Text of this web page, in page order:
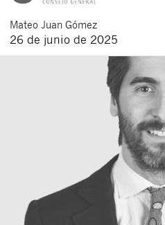
Mateo Juan Gómez
26 de junio de 2025